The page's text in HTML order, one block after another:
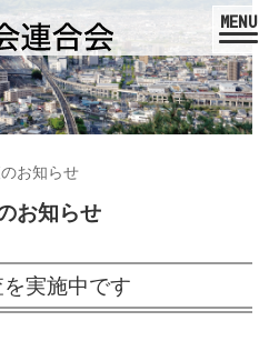
お知らせ
お知らせ
実施中です